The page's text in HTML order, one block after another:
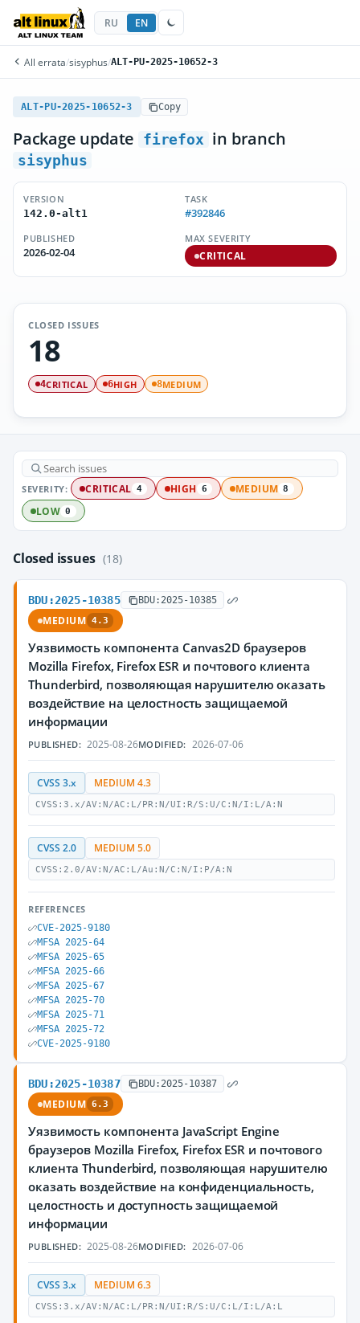
RU EN
All errata/sisyphus/ALT-PU-2025-10652-3
ALT-PU-2025-10652-3 Copy
Package update firefox in branch
sisyphus
VERSION
142.0-alt1
TASK
#392846
PUBLISHED
2026-02-04
MAX SEVERITY
CRITICAL
CLOSED ISSUES
18
4CRITICAL 6HIGH 8MEDIUM
SEVERITY: CRITICAL 4 HIGH 6 MEDIUM 8
LOW 0
Closed issues (18)
BDU:2025-10385 BDU:2025-10385
MEDIUM 4.3
Уязвимость компонента Canvas2D браузеров
Mozilla Firefox, Firefox ESR и почтового клиента
Thunderbird, позволяющая нарушителю оказать
воздействие на целостность защищаемой
информации
PUBLISHED: 2025-08-26MODIFIED: 2026-07-06
CVSS 3.x MEDIUM 4.3
CVSS:3.x/AV:N/AC:L/PR:N/UI:R/S:U/C:N/I:L/A:N
CVSS 2.0 MEDIUM 5.0
CVSS:2.0/AV:N/AC:L/Au:N/C:N/I:P/A:N
REFERENCES
CVE-2025-9180
MFSA 2025-64
MFSA 2025-65
MFSA 2025-66
MFSA 2025-67
MFSA 2025-70
MFSA 2025-71
MFSA 2025-72
CVE-2025-9180
BDU:2025-10387 BDU:2025-10387
MEDIUM 6.3
Уязвимость компонента JavaScript Engine
браузеров Mozilla Firefox, Firefox ESR и почтового
клиента Thunderbird, позволяющая нарушителю
оказать воздействие на конфиденциальность,
целостность и доступность защищаемой
информации
PUBLISHED: 2025-08-26MODIFIED: 2026-07-06
CVSS 3.x MEDIUM 6.3
CVSS:3.x/AV:N/AC:L/PR:N/UI:R/S:U/C:L/I:L/A:L